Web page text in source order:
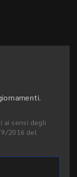
ai sensi degli
2016 del